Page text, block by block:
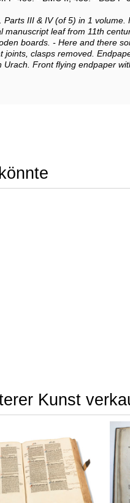
III & IV (of 5) in 1 volume.
leaf from 11th
boards. - Here and there
clasps removed.
Front flying endpaper
Kunst